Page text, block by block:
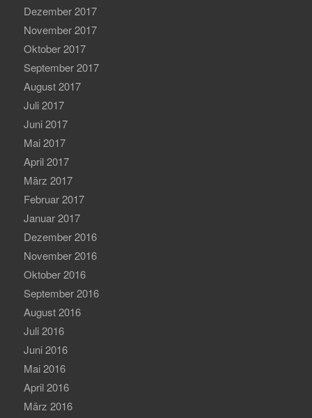
Dezember 2017
November 2017
Oktober 2017
September 2017
August 2017
Juli 2017
Juni 2017
Mai 2017
April 2017
März 2017
Februar 2017
Januar 2017
Dezember 2016
November 2016
Oktober 2016
September 2016
August 2016
Juli 2016
Juni 2016
Mai 2016
April 2016
März 2016